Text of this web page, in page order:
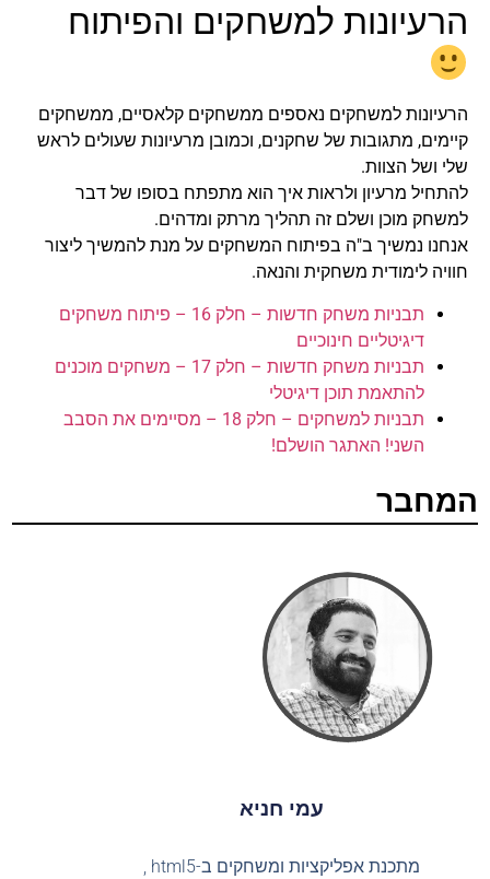
הרעיונות למשחקים והפיתוח
הרעיונות למשחקים נאספים ממשחקים קלאסיים, ממשחקים
קיימים, מתגובות של שחקנים, וכמובן מרעיונות שעולים לראש
שלי ושל הצוות.
להתחיל מרעיון ולראות איך הוא מתפתח בסופו של דבר
למשחק מוכן ושלם זה תהליך מרתק ומדהים.
אנחנו נמשיך ב"ה בפיתוח המשחקים על מנת להמשיך ליצור
חוויה לימודית משחקית והנאה.
תבניות משחק חדשות – חלק 16 – פיתוח משחקים
דיגיטליים חינוכיים
תבניות משחק חדשות – חלק 17 – משחקים מוכנים
להתאמת תוכן דיגיטלי
תבניות למשחקים – חלק 18 – מסיימים את הסבב
השני! האתגר הושלם!
המחבר
עמי חניא
מתכנת אפליקציות ומשחקים ב-html5 ,